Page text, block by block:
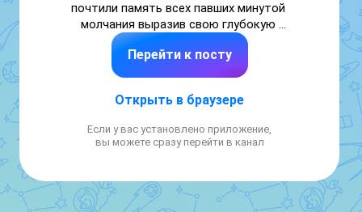
почтили память всех павших минутой
молчания выразив свою глубокую
благодарность и уважение.
В этот день мы склоняем головы перед
подвигом нашего народа, который ценой
#81ГодовщинаПобеды
Перейти к посту
Открыть в браузере
Если у вас установлено приложение,
вы можете сразу перейти в канал